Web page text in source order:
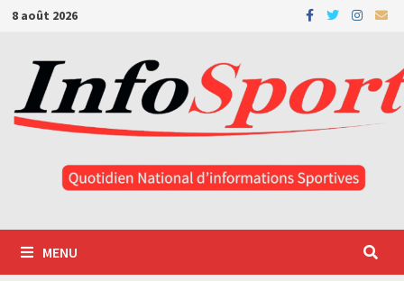
Passer
contenu
8 août 2026
MENU